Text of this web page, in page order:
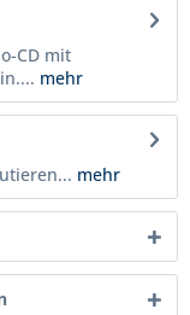
CD mit
mehr
mehr